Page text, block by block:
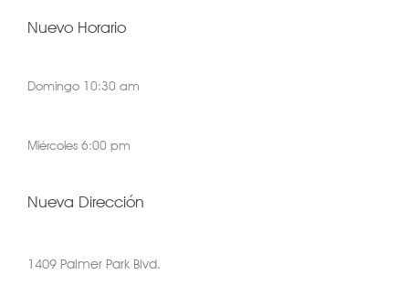
Nuevo Horario
Domingo 10:30 am
Miércoles 6:00 pm
Nueva Dirección
1409 Palmer Park Blvd.